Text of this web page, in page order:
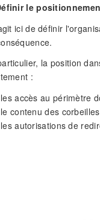
le
ici de définir
la position
:
les accès au périmètre
le contenu des
les autorisations de